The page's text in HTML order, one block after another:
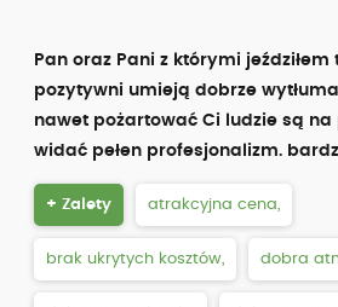
Pan oraz Pani z którymi jeździłem
pozytywni umieją dobrze
nawet pożartować Ci ludzie są
widać pełen profesjonalizm.
+ Zalety atrakcyjna cena,
brak ukrytych kosztów, dobra